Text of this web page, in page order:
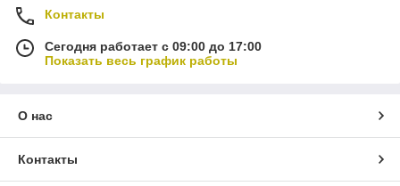
Контакты
Сегодня работает с 09:00 до 17:00
Показать весь график работы
О нас
Контакты